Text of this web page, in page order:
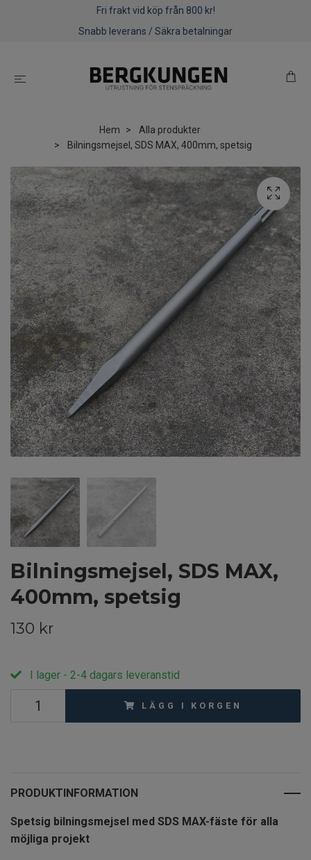
Fri frakt vid köp från 800 kr!
Snabb leverans / Säkra betalningar
Hem
Alla produkter
Bilningsmejsel, SDS MAX, 400mm, spetsig
Bilningsmejsel, SDS MAX,
400mm, spetsig
130 kr
I lager - 2-4 dagars leveranstid
LÄGG I KORGEN
PRODUKTINFORMATION
Spetsig bilningsmejsel med SDS MAX-fäste för alla
möjliga projekt